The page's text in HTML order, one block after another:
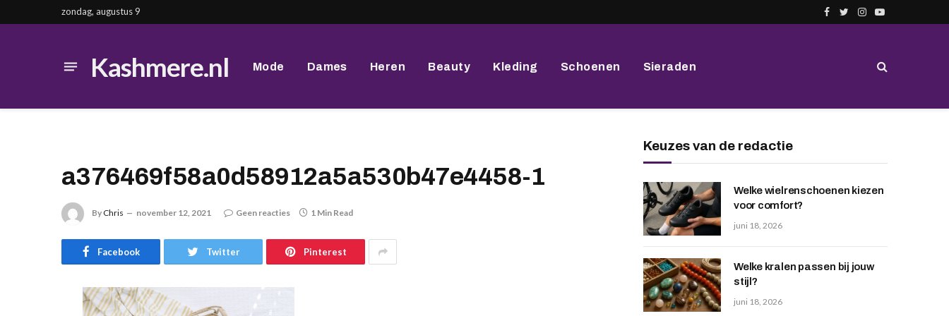
zondag, augustus 9
Facebook
TwitterInstagram
YouTube
Kashmere.nl Mode Dames Heren Beauty Kleding Schoenen Sieraden
a376469f58a0d58912a5a530b47e4458-1
By Chris november 12, 2021 Geen reacties 1 Min Read
Facebook Twitter Pinterest
Keuzes van de redactie
Welke wielrenschoenen kiezen
voor comfort?
juni 18, 2026
Welke kralen passen bij jouw
stijl?
juni 18, 2026